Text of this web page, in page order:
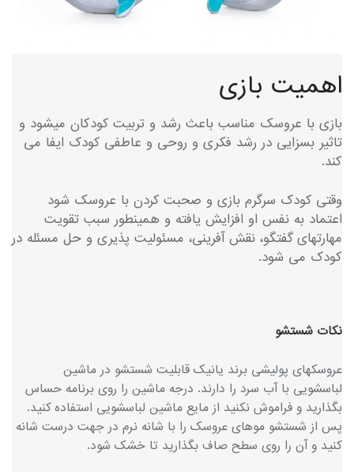
اهمیت بازی
بازی با عروسک مناسب باعث رشد و تربیت کودکان میشود و
تاثیر بسزایی در رشد فکری و روحی و عاطفی کودک ایفا می
کند.
وقتی کودک سرگرم بازی و صحبت کردن با عروسک شود
اعتماد به نفس او افزایش یافته و همینطور سبب تقویت
مهارتهای گفتگو، نقش آفرینی، مسئولیت پذیری و حل مسئله در
کودک می شود.
نکات شستشو
عروسکهای پولیشی برند یانیک قابلیت شستشو در ماشین
لباسشویی با آب سرد را دارند. درجه ماشین را روی برنامه حساس
بگذارید و فراموش نکنید از مایع ماشین لباسشویی استفاده کنید.
پس از شستشو موهای عروسک را با شانه نرم در جهت درست شانه
کنید و آن را روی سطح صاف بگذارید تا خشک شود.